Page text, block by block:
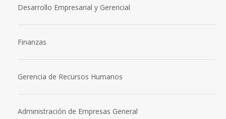
Desarrollo Empresarial y Gerencial
Finanzas
Gerencia de Recursos Humanos
Administración de Empresas General